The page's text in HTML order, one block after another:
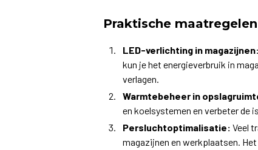
Praktische
LED-verlichting in magazijnen:
kun je het energieverbruik in
verlagen.
Warmtebeheer in
en koelsystemen en verbeter de
Persluchtoptimalisatie: Veel
magazijnen en werkplaatsen.